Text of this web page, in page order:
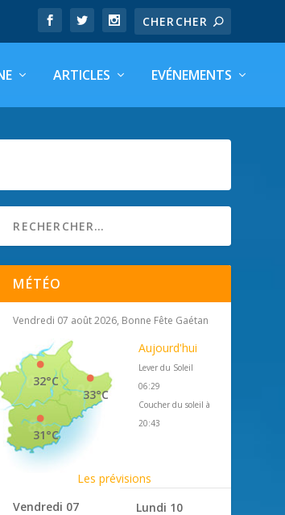
ARTICLES EVÉNEMENTS
MÉTÉO
Vendredi 07 août 2026, Bonne Fête Gaétan
33°C
32°C
31°C
Aujourd'hui
Lever du Soleil
06:29
Coucher du soleil à
20:43
Les prévisions
Vendredi 07
Lundi 10